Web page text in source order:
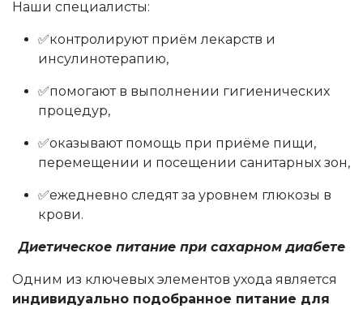
Наши специалисты:
✅контролируют приём лекарств и
инсулинотерапию,
✅помогают в выполнении гигиенических
процедур,
✅оказывают помощь при приёме пищи,
перемещении и посещении санитарных зон,
✅ежедневно следят за уровнем глюкозы в
крови.
Диетическое питание при сахарном диабете
Одним из ключевых элементов ухода является
индивидуально подобранное питание для